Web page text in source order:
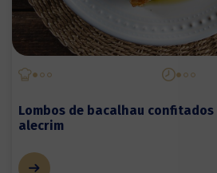
Lombos de bacalhau confitados
alecrim